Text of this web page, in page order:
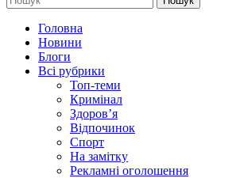
Головна
Новини
Блоги
Всі рубрики
Топ-теми
Кримінал
Здоров’я
Відпочинок
Спорт
На замітку
Рекламні оголошення